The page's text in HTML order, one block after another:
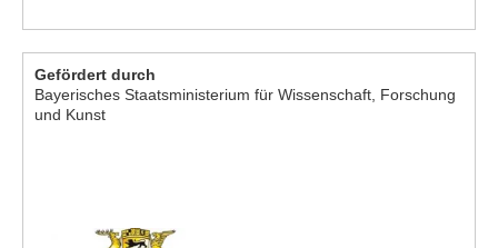
Gefördert durch
Bayerisches Staatsministerium für Wissenschaft, Forschung
und Kunst